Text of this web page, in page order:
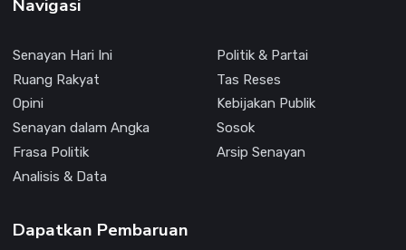
Navigasi
Senayan Hari Ini
Politik & Partai
Ruang Rakyat
Tas Reses
Opini
Kebijakan Publik
Senayan dalam Angka
Sosok
Frasa Politik
Arsip Senayan
Analisis & Data
Dapatkan Pembaruan